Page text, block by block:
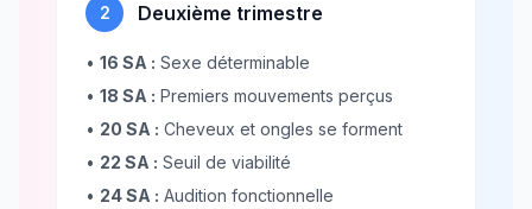
2 Deuxième trimestre
• 16 SA : Sexe déterminable
• 18 SA : Premiers mouvements perçus
• 20 SA : Cheveux et ongles se forment
• 22 SA : Seuil de viabilité
• 24 SA : Audition fonctionnelle